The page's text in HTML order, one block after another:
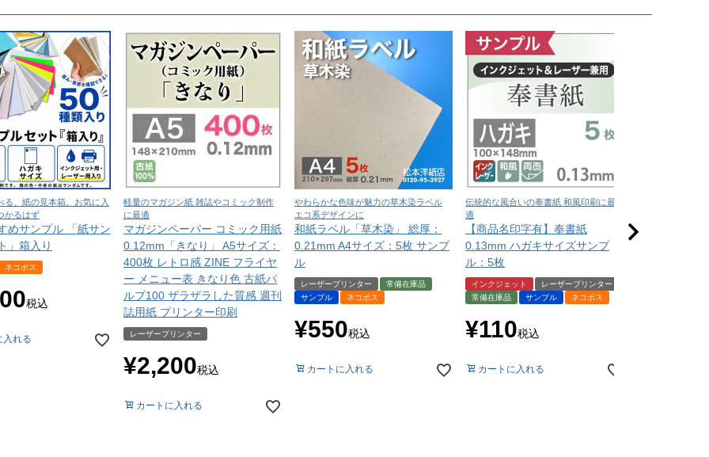
る、紙の見本箱。お気に入
かるはず
めサンプル 「紙サン
」箱入り
ネコポス
税込
入れる
軽量のマガジン紙 雑誌やコミック制作
に最適
マガジンペーパー コミック用紙
0.12mm「きなり」 A5サイズ：
400枚 レトロ感 ZINE フライヤ
ー メニュー表 きなり色 古紙パ
ルプ100 ザラザラした質感 週刊
誌用紙 プリンター印刷
レーザープリンター
¥2,200税込
カートに入れる
やわらかな色味が魅力の草木染ラベル
エコ系デザインに
和紙ラベル「草木染」 総厚：
0.21mm A4サイズ：5枚 サンプ
ル
レーザープリンター
常備在庫品
サンプル
ネコポス
¥550税込
カートに入れる
伝統的な風合いの奉書紙 和風印刷に最
適
【商品名印字有】奉書紙
0.13mm ハガキサイズサンプ
ル：5枚
インクジェット
レーザープリンター
常備在庫品
サンプル ネコポス
¥110税込
カートに入れる
NTラシャ